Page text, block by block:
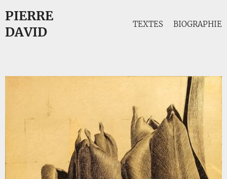
PIERRE
DAVID
TEXTES BIOGRAPHIE